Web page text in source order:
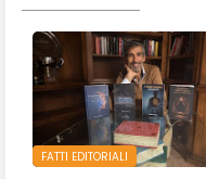
FATTI EDITORIALI